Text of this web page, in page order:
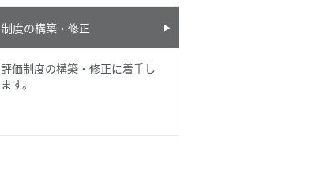
制度の構築・修正
評価制度の構築・修正に着手し
ます。